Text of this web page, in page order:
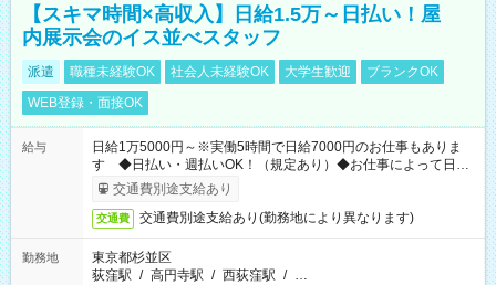
【スキマ時間×高収入】日給1.5万～日払い！屋
内展示会のイス並べスタッフ
派遣 職種未経験OK 社会人未経験OK 大学生歓迎
ブランクOK
WEB登録・面接OK
給与
日給1万5000円～※実働5時間で日給7000円のお仕事もありま
す ◆日払い・週払いOK！（規定あり）◆お仕事によって日給
も異なります
交通費別途支給あり
交通費 交通費別途支給あり(勤務地により異なります)
勤務地
東京都杉並区
荻窪駅 / 高円寺駅 / 西荻窪駅 / …